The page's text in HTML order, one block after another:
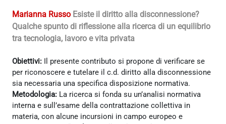
Marianna Russo Esiste il diritto alla disconnessione?
Qualche spunto di riflessione alla ricerca di un equilibrio
tra tecnologia, lavoro e vita privata
Obiettivi: Il presente contributo si propone di verificare se
per riconoscere e tutelare il c.d. diritto alla disconnessione
sia necessaria una specifica disposizione normativa.
Metodologia: La ricerca si fonda su un’analisi normativa
interna e sull’esame della contrattazione collettiva in
materia, con alcune incursioni in campo europeo e